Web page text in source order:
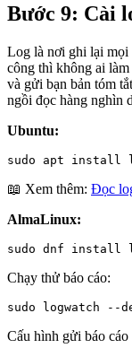
Bước 9: Cài
Log là nơi ghi lại mọi
công thì không ai
và gửi bạn bản tóm
ngồi đọc hàng nghìn
Ubuntu:
sudo apt install
📖 Xem thêm: Đọc
AlmaLinux:
sudo dnf install
Chạy thử báo cáo:
sudo logwatch --
Cấu hình gửi báo cáo